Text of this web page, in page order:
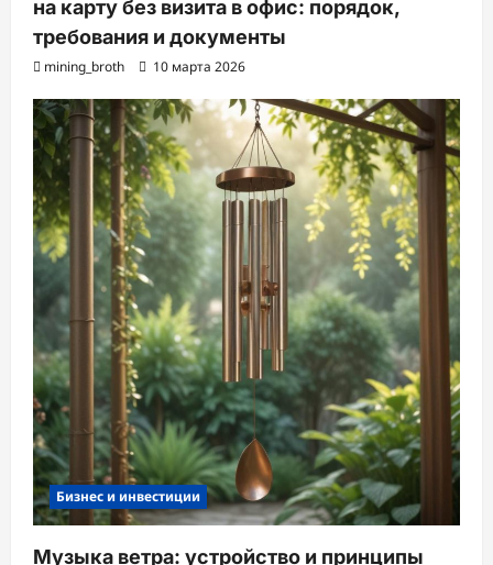
на карту без визита в офис: порядок,
требования и документы
mining_broth 10 марта 2026
Бизнес и инвестиции
Музыка ветра: устройство и принципы